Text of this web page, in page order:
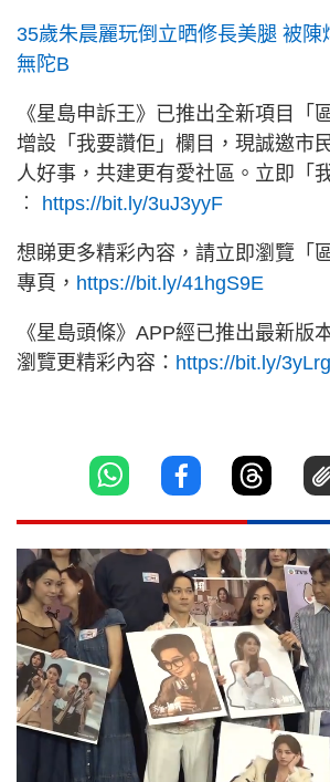
35歲朱晨麗玩倒立晒修長美腿 被陳
無陀B
《星島申訴王》已推出全新項目「
增設「我要讚佢」欄目，現誠邀市
人好事，共建更有愛社區。立即「
︰ https://bit.ly/3uJ3yyF
想睇更多精彩內容，請立即瀏覽「
專頁， https://bit.ly/41hgS9E
《星島頭條》APP經已推出最新版
瀏覽更精彩內容： https://bit.ly/